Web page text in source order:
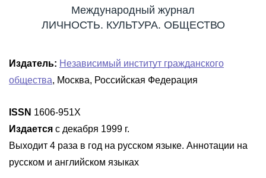
Международный журнал
ЛИЧНОСТЬ. КУЛЬТУРА. ОБЩЕСТВО
Издатель: Независимый институт гражданского
общества, Москва, Российская Федерация
ISSN 1606-951X
Издается с декабря 1999 г.
Выходит 4 раза в год на русском языке. Аннотации на
русском и английском языках